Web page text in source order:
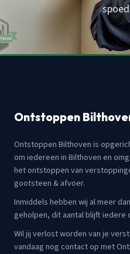
Ontstoppen
Ontstoppen Bilthoven is
om iedereen in Bilthoven en
het ontstoppen van
gootsteen & afvoer.
Inmiddels hebben wij al meer
geholpen, dit aantal blijft iedere
Wil jij verlost worden van je
vandaag nog contact op met